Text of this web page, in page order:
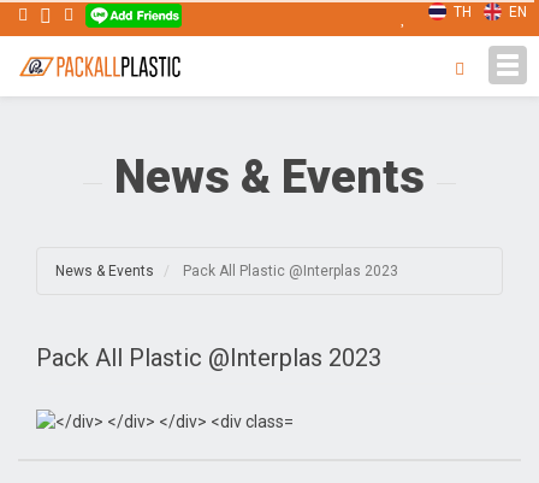
EN
TH
News & Events
News & Events Pack All Plastic @Interplas 2023
Pack All Plastic @Interplas 2023